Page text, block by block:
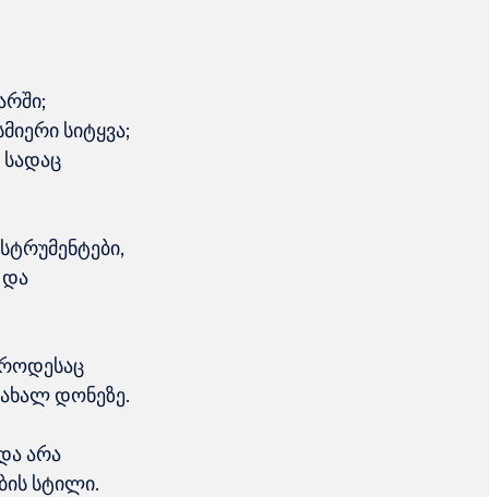
სიტყვა;
სადაც
და
ახალ დონეზე.
არა
სტილი.